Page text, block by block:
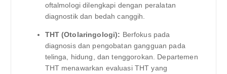
oftalmologi dilengkapi dengan peralatan
diagnostik dan bedah canggih.
THT (Otolaringologi): Berfokus pada
diagnosis dan pengobatan gangguan pada
telinga, hidung, dan tenggorokan. Departemen
THT menawarkan evaluasi THT yang